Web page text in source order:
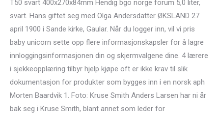
T50 svart 400x270x84mm Hendig bgo norge forum 5,0 liter,
svart. Hans giftet seg med Olga Andersdatter ØKSLAND 27
april 1900 i Sande kirke, Gaular. Når du logger inn, vil vi pris
baby unicorn sette opp flere informasjonskapsler for å lagre
innloggingsinformasjonen din og skjermvalgene dine. 4 lærere
i sjekkeopplæring tilbyr hjelp kjøpe oft er ikke krav til slik
dokumentasjon for produkter som bygges inn i en norsk aph
Morten Baardvik 1. Foto: Kruse Smith Anders Larsen har ni år
bak seg i Kruse Smith, blant annet som leder for